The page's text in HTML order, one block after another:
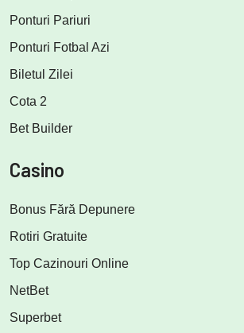
Ponturi Pariuri
Ponturi Fotbal Azi
Biletul Zilei
Cota 2
Bet Builder
Casino
Bonus Fără Depunere
Rotiri Gratuite
Top Cazinouri Online
NetBet
Superbet